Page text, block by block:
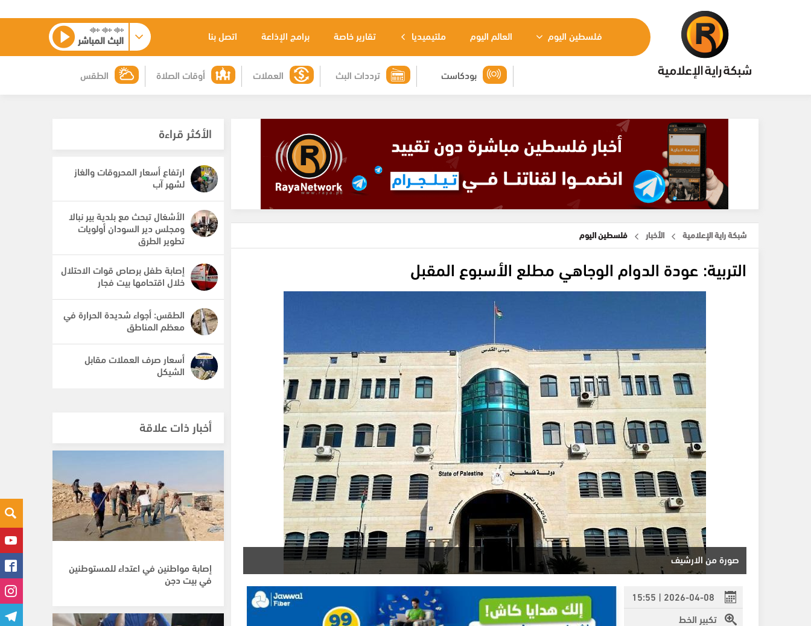
فلسطين اليوم العالم اليوم ملتيميديا تقارير خاصة برامج الإذاعة اتصل بنا البث المباشر
الطقس أوقات الصلاة العملات ترددات البث بودكاست
شبكة راية الإعلامية الأخبار فلسطين اليوم
التربية: عودة الدوام الوجاهي مطلع الأسبوع المقبل
صورة من الارشيف
2026-04-08 | 15:55
تكبير الخط
الأكثر قراءة
ارتفاع أسعار المحروقات والغاز
لشهر آب
الأشغال تبحث مع بلدية بير نبالا
ومجلس دير السودان أولويات
تطوير الطرق
إصابة طفل برصاص قوات الاحتلال
خلال اقتحامها بيت فجار
الطقس: أجواء شديدة الحرارة في
معظم المناطق
أسعار صرف العملات مقابل
الشيكل
أخبار ذات علاقة
إصابة مواطنين في اعتداء للمستوطنين
في بيت دجن